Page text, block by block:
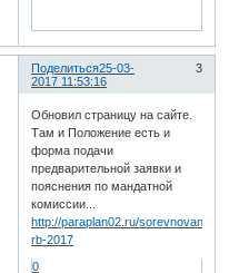
Поделиться 3
25-03-
2017 11:53:16
Обновил страницу на сайте.
Там и Положение есть и
форма подачи
предварительной заявки и
пояснения по мандатной
комиссии...
http://paraplan02.ru/sorevnovaniya-
rb-2017
0